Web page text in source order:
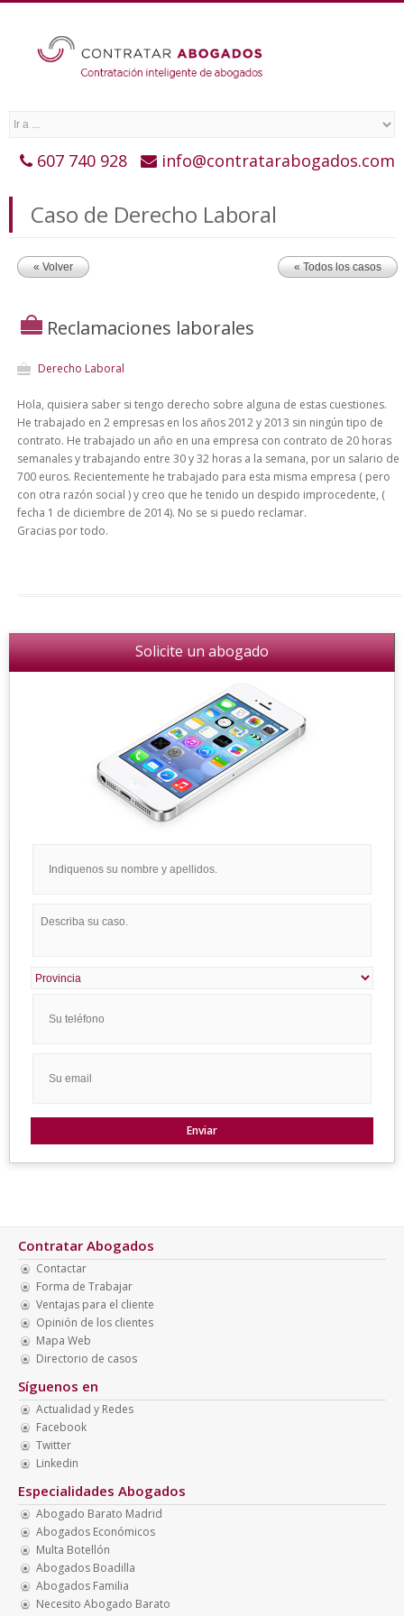
607 740 928 info@contratarabogados.com
Caso de Derecho Laboral
« Volver « Todos los casos
Reclamaciones laborales
Derecho Laboral
Hola, quisiera saber si tengo derecho sobre alguna de estas cuestiones.
He trabajado en 2 empresas en los años 2012 y 2013 sin ningún tipo de
contrato. He trabajado un año en una empresa con contrato de 20 horas
semanales y trabajando entre 30 y 32 horas a la semana, por un salario de
700 euros. Recientemente he trabajado para esta misma empresa ( pero
con otra razón social ) y creo que he tenido un despido improcedente, (
fecha 1 de diciembre de 2014). No se si puedo reclamar.
Gracias por todo.
Solicite un abogado
Contratar Abogados
Contactar
Forma de Trabajar
Ventajas para el cliente
Opinión de los clientes
Mapa Web
Directorio de casos
Síguenos en
Actualidad y Redes
Facebook
Twitter
Linkedin
Especialidades Abogados
Abogado Barato Madrid
Abogados Económicos
Multa Botellón
Abogados Boadilla
Abogados Familia
Necesito Abogado Barato